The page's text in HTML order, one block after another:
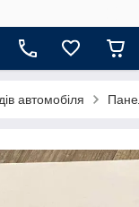
автомобіля